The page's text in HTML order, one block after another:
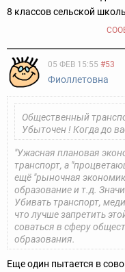
8 классов сельской
05 ФЕВ 15:55 #53
Фиоллетовна
Общественный
Убыточен ! Когда до
"Ужасная плановая
транспорт, а
ещё "рыночная
образование и т.д.
Убивать транспорт,
что лучше запретить
соваться в сферу
образования.
Еще один пытается в